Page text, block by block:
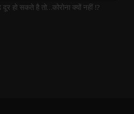
हो सकते है तो…कोरोना क्यों नहीं ⁉️